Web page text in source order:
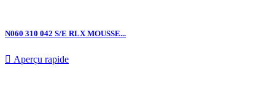
N060 310 042 S/E RLX MOUSSE...
 Aperçu rapide